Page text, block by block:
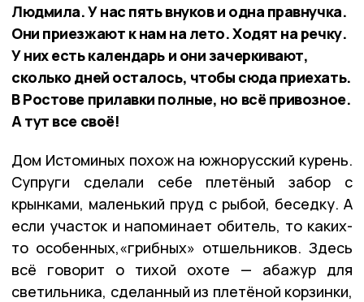
Людмила. У нас пять внуков и одна правнучка.
Они приезжают к нам на лето. Ходят на речку.
У них есть календарь и они зачеркивают,
сколько дней осталось, чтобы сюда приехать.
В Ростове прилавки полные, но всё привозное.
А тут все своё!
Дом Истоминых похож на южнорусский курень.
Супруги сделали себе плетёный забор с
крынками, маленький пруд с рыбой, беседку. А
если участок и напоминает обитель, то каких-
то особенных,«грибных» отшельников. Здесь
всё говорит о тихой охоте — абажур для
светильника, сделанный из плетёной корзинки,